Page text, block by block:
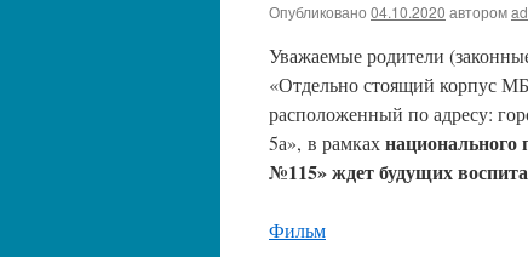
Опубликовано 04.10.2020 автором
Уважаемые родители
«Отдельно стоящий корпус
расположенный по адресу:
5а», в рамкахнационального
№115» ждет будущих
Фильм